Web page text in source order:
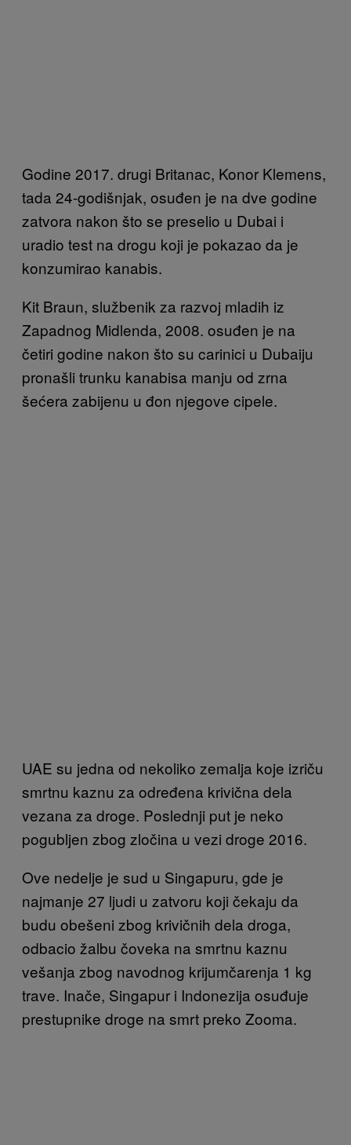
Godine 2017. drugi Britanac, Konor Klemens,
tada 24-godišnjak, osuđen je na dve godine
zatvora nakon što se preselio u Dubai i
uradio test na drogu koji je pokazao da je
konzumirao kanabis.
Kit Braun, službenik za razvoj mladih iz
Zapadnog Midlenda, 2008. osuđen je na
četiri godine nakon što su carinici u Dubaiju
pronašli trunku kanabisa manju od zrna
šećera zabijenu u đon njegove cipele.
UAE su jedna od nekoliko zemalja koje izriču
smrtnu kaznu za određena krivična dela
vezana za droge. Poslednji put je neko
pogubljen zbog zločina u vezi droge 2016.
Ove nedelje je sud u Singapuru, gde je
najmanje 27 ljudi u zatvoru koji čekaju da
budu obešeni zbog krivičnih dela droga,
odbacio žalbu čoveka na smrtnu kaznu
vešanja zbog navodnog krijumčarenja 1 kg
trave. Inače, Singapur i Indonezija osuđuje
prestupnike droge na smrt preko Zooma.